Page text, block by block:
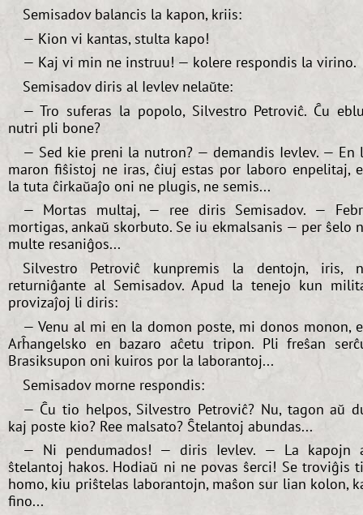
Semisadov balancis la kapon, kriis:
— Kion vi kantas, stulta kapo!
— Kaj vi min ne instruu! — kolere respondis la virino.
Semisadov diris al Ievlev nelaŭte:
— Tro suferas la popolo, Silvestro Petroviĉ. Ĉu
nutri pli bone?
— Sed kie preni la nutron? — demandis Ievlev. — En
maron fiŝistoj ne iras, ĉiuj estas por laboro enpelitaj,
la tuta ĉirkaŭaĵo oni ne plugis, ne semis...
— Mortas multaj, — ree diris Semisadov. —
mortigas, ankaŭ skorbuto. Se iu ekmalsanis — per ŝelo
multe resaniĝos...
Silvestro Petroviĉ kunpremis la dentojn, iris,
returniĝante al Semisadov. Apud la tenejo kun
provizaĵoj li diris:
— Venu al mi en la domon poste, mi donos monon,
Arĥangelsko en bazaro aĉetu tripon. Pli freŝan
Brasiksupon oni kuiros por la laborantoj...
Semisadov morne respondis:
— Ĉu tio helpos, Silvestro Petroviĉ? Nu, tagon aŭ
kaj poste kio? Ree malsato? Ŝtelantoj abundas...
— Ni pendumados! — diris Ievlev. — La kapojn
ŝtelantoj hakos. Hodiaŭ ni ne povas ŝerci! Se troviĝis
homo, kiu priŝtelas laborantojn, maŝon sur lian kolon,
fino...